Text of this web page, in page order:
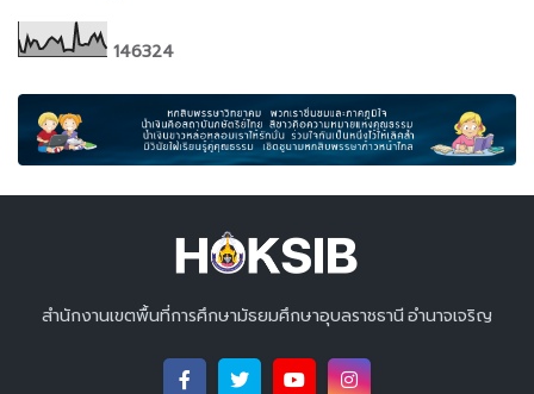
146324
สำนักงานเขตพื้นที่การศึกษามัธยมศึกษาอุบลราชธานี อำนาจเจริญ